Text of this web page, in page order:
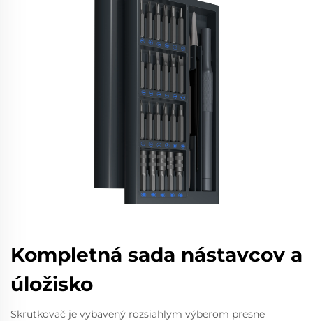
Kompletná sada nástavcov a
úložisko
Skrutkovač je vybavený rozsiahlym výberom presne